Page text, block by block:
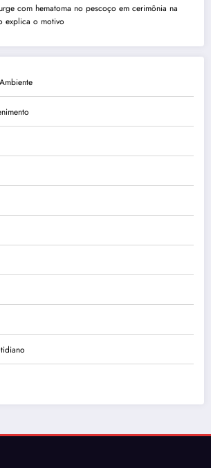
com hematoma no pescoço em cerimônia na
explica o motivo